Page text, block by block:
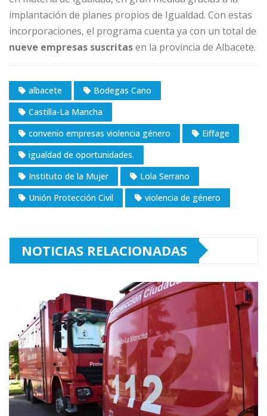
implantación de planes propios de Igualdad. Con estas
incorporaciones, el programa cuenta ya con un total de
nueve empresas suscritasen la provincia de Albacete.
albacete
Bodegas Cano
Castilla-La Mancha
convenio empresas violencia género
Eiffage
igualdad de oportunidades.
Instituto de la Mujer
Lola Serrano
Unión Protección Civil
violencia de género
NOTICIAS RELACIONADAS